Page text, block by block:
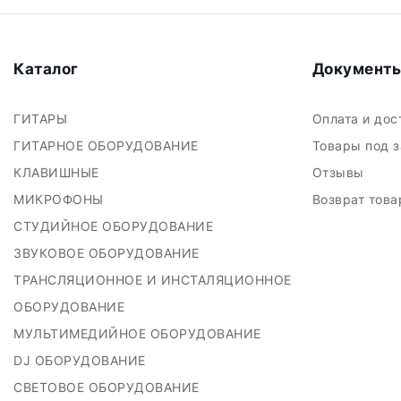
Каталог
ГИТАРЫ
ГИТАРНОЕ ОБОРУДОВАНИЕ
КЛАВИШНЫЕ
МИКРОФОНЫ
СТУДИЙНОЕ ОБОРУДОВАНИЕ
ЗВУКОВОЕ ОБОРУДОВАНИЕ
ТРАНСЛЯЦИОННОЕ И ИНСТАЛЯЦИОННОЕ
ОБОРУДОВАНИЕ
МУЛЬТИМЕДИЙНОЕ ОБОРУДОВАНИЕ
DJ ОБОРУДОВАНИЕ
СВЕТОВОЕ ОБОРУДОВАНИЕ
Оплата и
Товары под
Отзывы
Возврат